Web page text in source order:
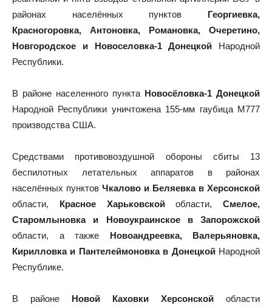
районах населённых пунктов Георгиевка,
Красногоровка, Антоновка, Романовка, Очеретино,
Новгородское и Новоселовка-1 Донецкой Народной
Республики.
В районе населенного пункта Новосёловка-1 Донецкой
Народной Республики уничтожена 155-мм гаубица М777
производства США.
Средствами противовоздушной обороны сбиты 13
беспилотных летательных аппаратов в районах
населённых пунктов Чкалово и Беляевка в Херсонской
области, Красное Харьковскойобласти, Смелое,
Старомлыновка и Новоукраинское в Запорожской
области, а также Новоандреевка, Валерьяновка,
Кирилловка и Пантелеймоновка в ДонецкойНародной
Республике.
В районе Новой Каховки Херсонской области